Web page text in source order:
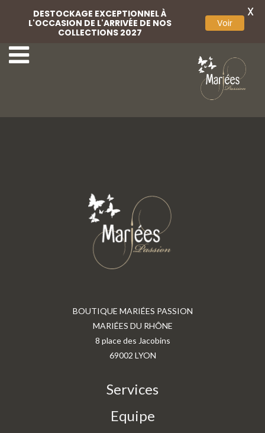
21-Bella Créations 23-Bella Créations
BOUTIQUE MARIÉES PASSION
MARIÉES DU RHÔNE
8 place des Jacobins
69002 LYON
Services
Equipe
DESTOCKAGE EXCEPTIONNEL À
L'OCCASION DE L'ARRIVÉE DE NOS
COLLECTIONS 2027
Voir
X